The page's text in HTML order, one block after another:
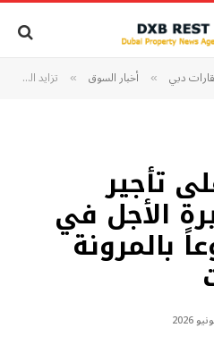
دبي » أخبار السوق » تزايد الطلب على تأجير السيارات قصيرة الأجل في الإمارات مدفوعاً بالمرونة وتنوع الخيارات
تأجير
الأجل في
بالمرونة